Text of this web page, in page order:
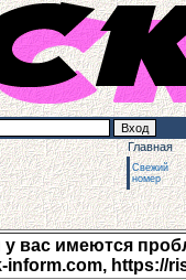
Главная
Свежий
номер
вас имеются
inform.com,